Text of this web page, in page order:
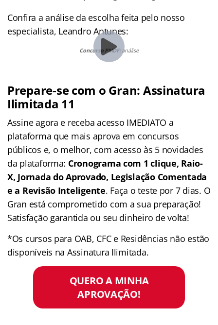
Confira a análise da escolha feita pelo nosso
especialista, Leandro Antunes:
Concurso PMDF:análise
Prepare-se com o Gran: Assinatura
Ilimitada 11
Assine agora e receba acesso IMEDIATO a
plataforma que mais aprova em concursos
públicos e, o melhor, com acesso às 5 novidades
da plataforma: Cronograma com 1 clique, Raio-
X, Jornada do Aprovado, Legislação Comentada
e a Revisão Inteligente. Faça o teste por 7 dias. O
Gran está comprometido com a sua preparação!
Satisfação garantida ou seu dinheiro de volta!
*Os cursos para OAB, CFC e Residências não estão
disponíveis na Assinatura Ilimitada.
QUERO A MINHA
APROVAÇÃO!